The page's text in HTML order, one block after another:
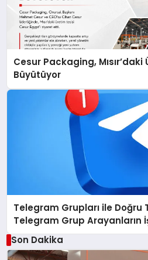
Cesur Packaging, Mısır’daki
Büyütüyor
Telegram Grupları ile Doğru
Telegram Grup Arayanların
Çözüm
Son Dakika